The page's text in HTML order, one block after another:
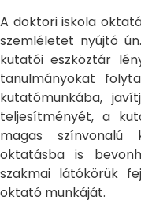
A doktori iskola
szemléletet nyújtó
kutatói eszköztár
tanulmányokat
kutatómunkába,
teljesítményét, a
magas színvonalú
oktatásba is
szakmai látókörük
oktató munkáját.